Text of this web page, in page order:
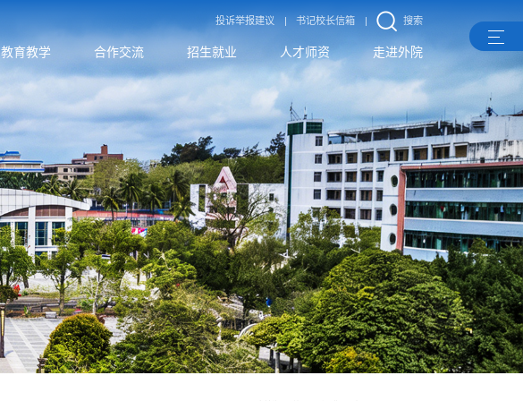
投诉举报建议 | 书记校长信箱 | 搜索
教育教学 合作交流 招生就业 人才师资 走进外院